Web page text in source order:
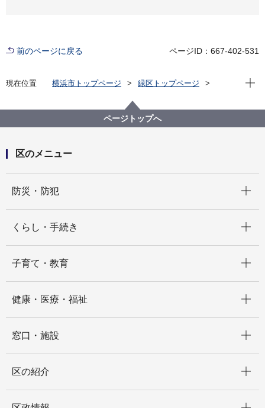
前のページに戻る ページID：667-402-531
現在位置 横浜市トップページ
緑区トップページ
緑区地域福祉保健計画
第２期 地域福祉保健計画 みどりのわ・ささえ愛プラン
の推進 （平成23～27年度）
現在
ページトップへ
区のメニュー
防災・防犯
くらし・手続き
子育て・教育
健康・医療・福祉
窓口・施設
区の紹介